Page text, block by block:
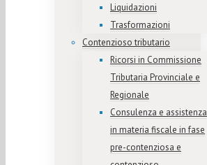
Liquidazioni
Trasformazioni
Contenzioso tributario
Ricorsi in Commissione
Tributaria Provinciale e
Regionale
Consulenza e assistenza
in materia fiscale in fase
pre-contenziosa e